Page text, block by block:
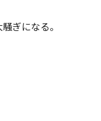
ぎになる。